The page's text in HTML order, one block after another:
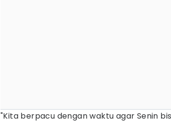
"Kita berpacu dengan waktu agar Senin